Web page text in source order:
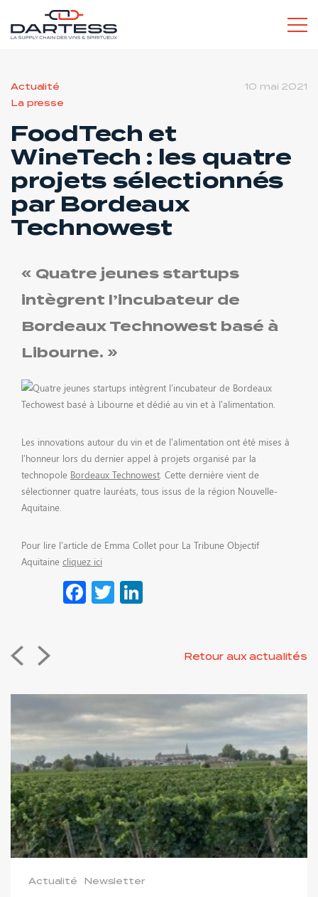
L’ESPRIT DARTESS
SERVICES POUR LES PARTICULIERS
RECRUTEMENT
CONTACT
Actualité
La presse
10 mai 2021
FoodTech et
WineTech : les quatre
projets sélectionnés
par Bordeaux
Technowest
« Quatre jeunes startups
intègrent l’incubateur de
Bordeaux Technowest basé à
Libourne. »
Les innovations autour du vin et de l’alimentation ont été mises à
l’honneur lors du dernier appel à projets organisé par la
technopole Bordeaux Technowest . Cette dernière vient de
sélectionner quatre lauréats, tous issus de la région Nouvelle-
Aquitaine.
Pour lire l’article de Emma Collet pour La Tribune Objectif
Aquitaine cliquez ici
Facebook
Twitter
Retour aux actualités
Actualité Newsletter